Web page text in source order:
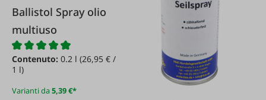
Ballistol Spray olio
multiuso
Contenuto: 0.2 l (26,95 € /
1 l)
Varianti da5,39 €*